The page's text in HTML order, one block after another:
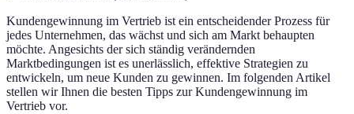
Kundengewinnung im Vertrieb ist ein entscheidender Prozess für
jedes Unternehmen, das wächst und sich am Markt behaupten
möchte. Angesichts der sich ständig verändernden
Marktbedingungen ist es unerlässlich, effektive Strategien zu
entwickeln, um neue Kunden zu gewinnen. Im folgenden Artikel
stellen wir Ihnen die besten Tipps zur Kundengewinnung im
Vertrieb vor.